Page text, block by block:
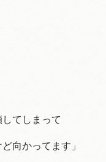
てしまって
向かってます」